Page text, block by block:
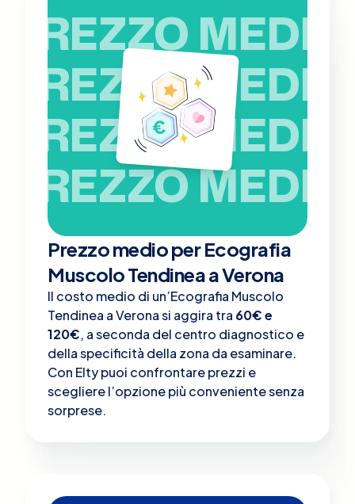
PREZZO MEDIO
PREZZO MEDIO
PREZZO MEDIO
PREZZO MEDIO
Prezzo medio per Ecografia
Muscolo Tendinea a Verona
Il costo medio di un’Ecografia Muscolo
Tendinea a Verona si aggira tra 60€ e
120€, a seconda del centro diagnostico e
della specificità della zona da esaminare.
Con Elty puoi confrontare prezzi e
scegliere l’opzione più conveniente senza
sorprese.